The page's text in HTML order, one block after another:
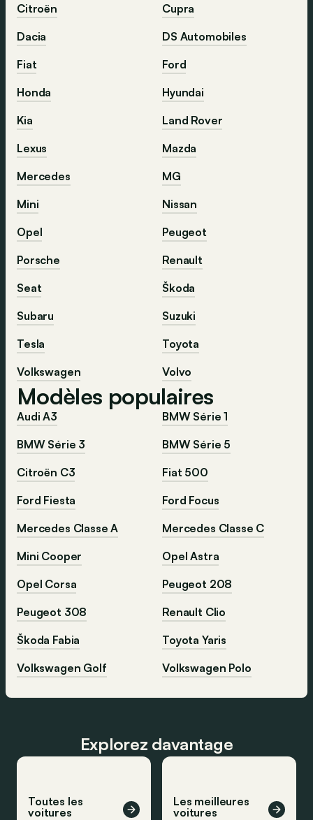
Citroën
Cupra
Dacia
DS Automobiles
Fiat
Ford
Honda
Hyundai
Kia
Land Rover
Lexus
Mazda
Mercedes
MG
Mini
Nissan
Opel
Peugeot
Porsche
Renault
Seat
Škoda
Subaru
Suzuki
Tesla
Toyota
Volkswagen
Volvo
Modèles populaires
Audi A3
BMW Série 1
BMW Série 3
BMW Série 5
Citroën C3
Fiat 500
Ford Fiesta
Ford Focus
Mercedes Classe A
Mercedes Classe C
Mini Cooper
Opel Astra
Opel Corsa
Peugeot 208
Peugeot 308
Renault Clio
Škoda Fabia
Toyota Yaris
Volkswagen Golf
Volkswagen Polo
Explorez davantage
Toutes les
voitures
Les meilleures
voitures